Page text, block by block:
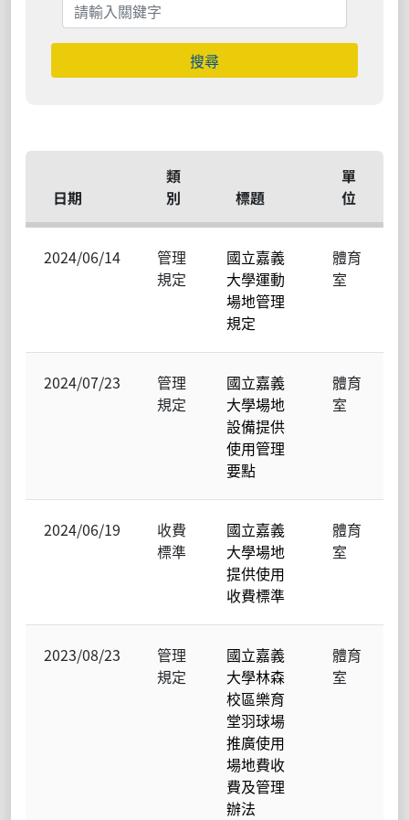
搜尋
日期
類
別
標題
單
位
2024/06/14
管理
規定
國立嘉義
大學運動
場地管理
規定
體育
室
2024/07/23
管理
規定
國立嘉義
大學場地
設備提供
使用管理
要點
體育
室
2024/06/19
收費
標準
國立嘉義
大學場地
提供使用
收費標準
體育
室
2023/08/23
管理
規定
國立嘉義
大學林森
校區樂育
堂羽球場
推廣使用
場地費收
費及管理
辦法
體育
室